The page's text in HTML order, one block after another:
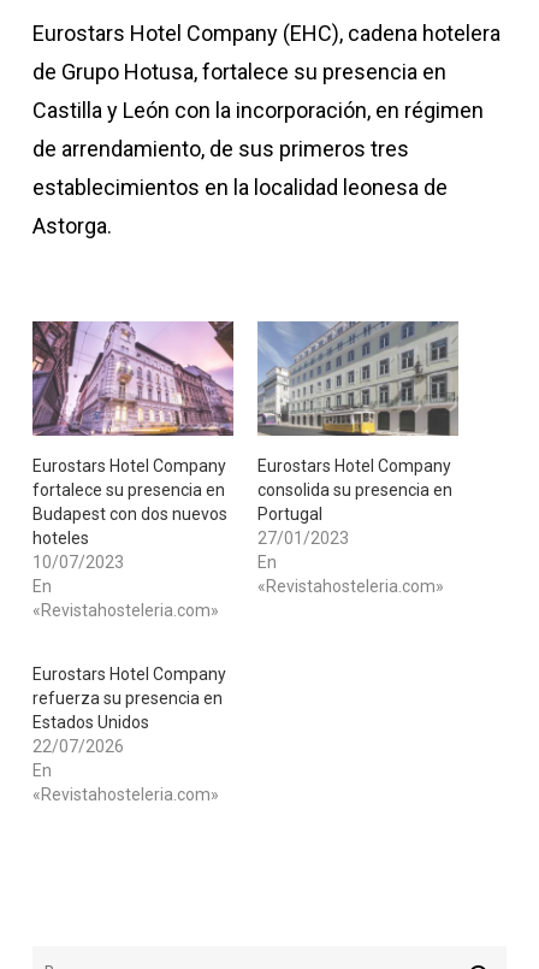
Eurostars Hotel Company (EHC), cadena hotelera
de Grupo Hotusa, fortalece su presencia en
Castilla y León con la incorporación, en régimen
de arrendamiento, de sus primeros tres
establecimientos en la localidad leonesa de
Astorga.
Eurostars Hotel Company
fortalece su presencia en
Budapest con dos nuevos
hoteles
10/07/2023
En
«Revistahosteleria.com»
​Eurostars Hotel Company
consolida su presencia en
Portugal
27/01/2023
En
«Revistahosteleria.com»
Eurostars Hotel Company
refuerza su presencia en
Estados Unidos
22/07/2026
En
«Revistahosteleria.com»